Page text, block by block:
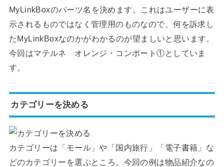
MyLinkBoxのパーツ名を決めます。これはユーザーに表
示されるものではなく管理用のものなので、何を訴求し
たMyLinkBoxなのかがわかるのが望ましいと思います。
今回はマテルネ オレンジ・コンポート①としていま
す。
カテゴリーを決める
カテゴリーは「モール」や「国内旅行」「電子書籍」な
どのカテゴリーを選ぶところ。今回の例は物品紹介なの